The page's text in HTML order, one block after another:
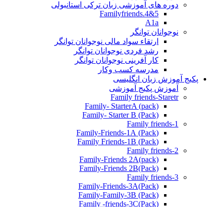
دوره های آموزشی زبان ترکی استانبولی
Familyfriends.4&5
A1a
نوجوانان توانگر
ارتقاء سواد مالی نوجوانان توانگر
رشد فردی نوجوانان توانگر
کار آفرینی نوجوانان توانگر
مدرسه کسب وکار
پکیج آموزش زبان انگلیسی
آموزش پکیج آموزشی
Family friends-Staretr
Family- StarterA (pack)
Family- Starter B (Pack)
Family friends-1
(Pack) Family-Friends-1A
(Pack) Family Friends-1B
Family friends-2
Family-Friends 2A(pack)
Family-Friends 2B(Pack)
Family friends-3
(Pack)Family-Friends-3A
Family-Family-3B (Pack)
Family -friends-3C(Pack)